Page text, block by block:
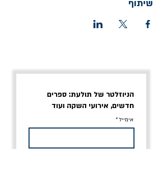
שיתוף
הניוזלטר של תולעת: ספרים
חדשים, אירועי השקה ועוד
אימייל